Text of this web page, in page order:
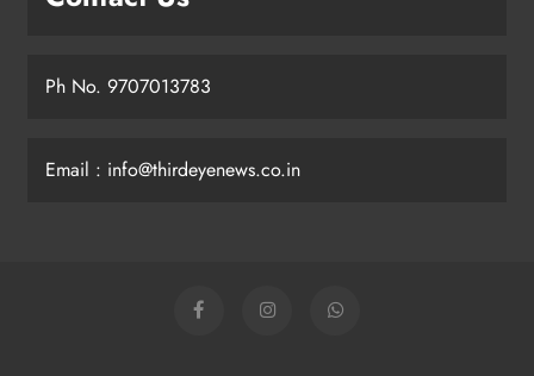
Ph No. 9707013783
Email : info@thirdeyenews.co.in